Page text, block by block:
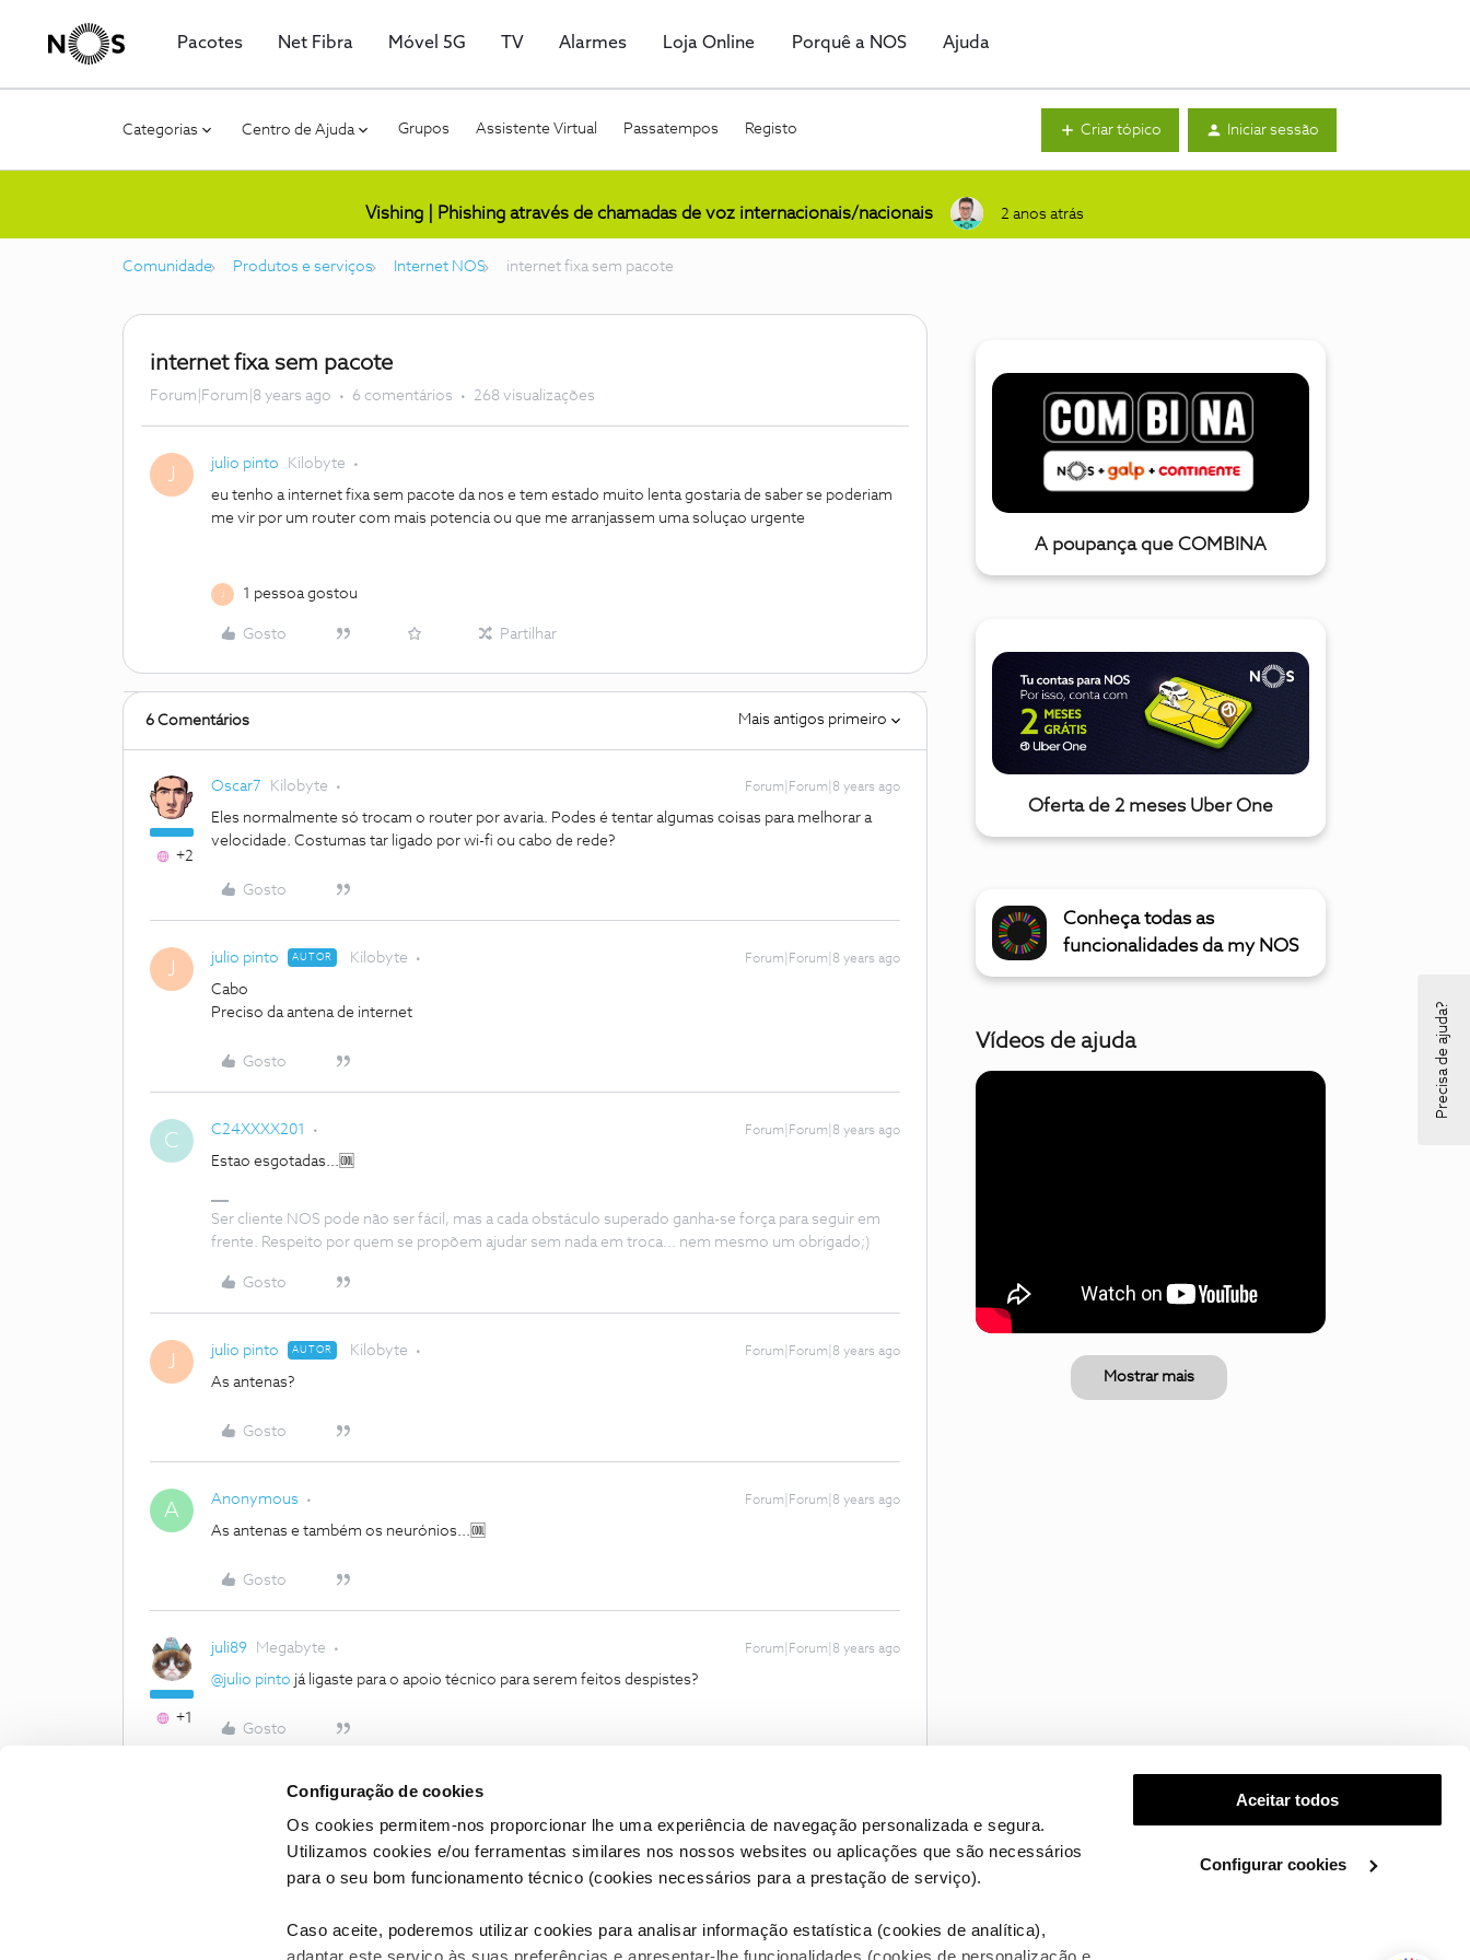
Configuração de cookies
Os cookies permitem-nos proporcionar lhe uma experiência de navegação personalizada e segura.
Utilizamos cookies e/ou ferramentas similares nos nossos websites ou aplicações que são necessários
para o seu bom funcionamento técnico (cookies necessários para a prestação de serviço).
Caso aceite, poderemos utilizar cookies para analisar informação estatística (cookies de analítica),
Aceitar todos
Configurar cookies
Pacotes Net Fibra Móvel 5G TV Alarmes Loja Online Porquê a NOS Ajuda
Categorias Centro de Ajuda Grupos Assistente Virtual Passatempos Registo Criar tópico Iniciar sessão
Vishing | Phishing através de chamadas de voz internacionais/nacionais 2 anos atrás
Comunidade Produtos e serviços Internet NOS internet fixa sem pacote
internet fixa sem pacote
Forum|Forum|8 years ago 6 comentários 268 visualizações
J julio pinto Kilobyte
eu tenho a internet fixa sem pacote da nos e tem estado muito lenta gostaria de saber se poderiam
me vir por um router com mais potencia ou que me arranjassem uma soluçao urgente
1 pessoa gostou
Gosto Partilhar
6 Comentários Mais antigos primeiro
+2
Oscar7 Kilobyte Forum|Forum|8 years ago
Eles normalmente só trocam o router por avaria. Podes é tentar algumas coisas para melhorar a
velocidade. Costumas tar ligado por wi-fi ou cabo de rede?
Gosto
J julio pinto AUTOR Kilobyte Forum|Forum|8 years ago
Cabo
Preciso da antena de internet
Gosto
C C24XXXX201 Forum|Forum|8 years ago
Estao esgotadas...🆒
Ser cliente NOS pode não ser fácil, mas a cada obstáculo superado ganha-se força para seguir em
frente. Respeito por quem se propõem ajudar sem nada em troca... nem mesmo um obrigado;)
Gosto
J julio pinto AUTOR Kilobyte Forum|Forum|8 years ago
As antenas?
Gosto
A Anonymous Forum|Forum|8 years ago
As antenas e também os neurónios...🆒
Gosto
+1
juli89 Megabyte Forum|Forum|8 years ago
@julio pinto já ligaste para o apoio técnico para serem feitos despistes?
Gosto
A poupança que COMBINA
Oferta de 2 meses Uber One
Conheça todas as
funcionalidades da my NOS
Vídeos de ajuda
Mostrar mais
Condições do Fórum NOS Accessibility statement
Precisa de ajuda?